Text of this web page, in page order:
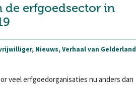
erfgoedsector in
Nieuws, Verhaal van Gelderland
veel erfgoedorganisaties nu anders dan